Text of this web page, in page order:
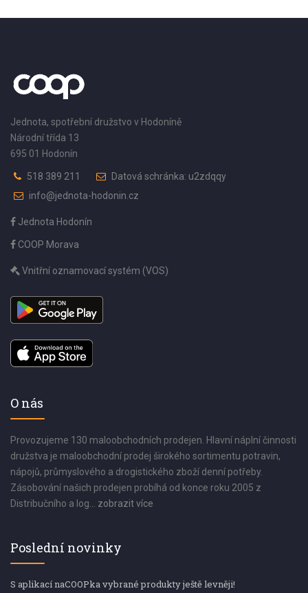
Jednota, spotřební družstvo v Hodoníně
Národní třída 13
695 01 Hodonín
518 389 211
Datová schránka: u2zdqqy
info@jednota-hodonin.cz
Jednota Hodonín
COOP Morava
Vnitřní oznamovací systém (VOS)
O nás
Provozujeme 130 maloobchodních prodejen. Hlavní náplní činnosti
družstva je maloobchodní prodej širokého sortimentu potravin,
nápojů, průmyslového a drogistického zboží denní potřeby.
Zásobování našich prodejen probíhá od konce roku 2005 z
Distribučního a log... zobrazit více
Poslední novinky
S aplikací naCOOPka vybrané produkty ještě levněji!